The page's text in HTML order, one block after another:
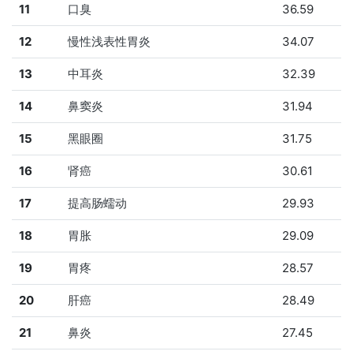
11 口臭 36.59
12 慢性浅表性胃炎 34.07
13 中耳炎 32.39
14 鼻窦炎 31.94
15 黑眼圈 31.75
16 肾癌 30.61
17 提高肠蠕动 29.93
18 胃胀 29.09
19 胃疼 28.57
20 肝癌 28.49
21 鼻炎 27.45